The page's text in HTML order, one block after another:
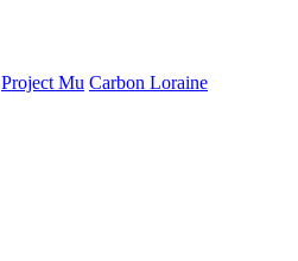
Project Mu Carbon Loraine